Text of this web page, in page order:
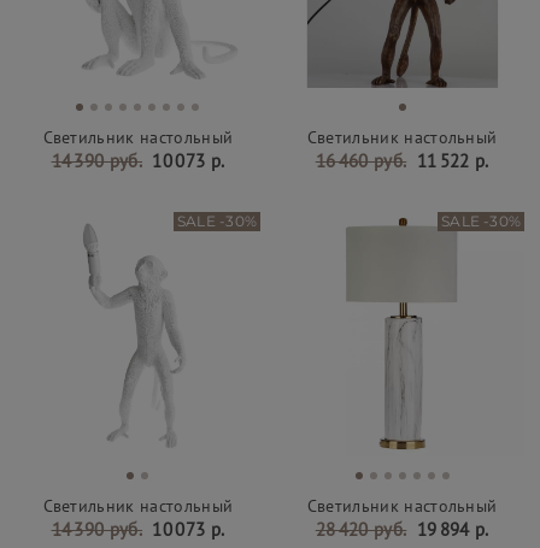
Светильник настольный
14 390 руб. 10 073 р.
Светильник настольный
16 460 руб. 11 522 р.
Светильник настольный
14 390 руб. 10 073 р.
SALE -30%
Светильник настольный
28 420 руб. 19 894 р.
SALE -30%